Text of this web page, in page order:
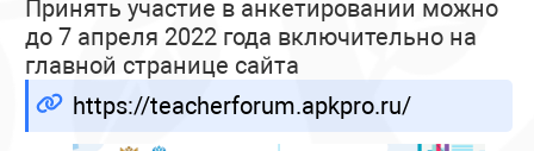
Принять участие в анкетировании можно
до 7 апреля 2022 года включительно на
главной странице сайта
https://teacherforum.apkpro.ru/